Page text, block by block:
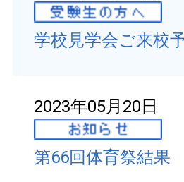
学校見学会ご来校
2023年05月20日
第66回体育祭結果